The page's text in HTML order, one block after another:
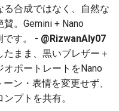
2026-06-30
2026-06-29
2026-06-28
2026-06-26
2025-12-14
2025-12-13
2025-12-12
2025-12-11
2026-06-30
2026-06-29
2026-06-28
2026-06-26
2025-12-14
2025-12-13
2025-12-12
2025-12-11
2026-03-15
2026-03-08
2026-03-01
2026-02-22
2025-09-21
2025-09-19
2026-03-15
2026-03-08
2026-03-01
2026-02-22
2026-03-15
2026-03-08
2026-03-01
2026-02-22
2026-03-15
2026-03-08
2026-03-01
2026-02-22
2026-03-08
2026-03-01
2026-02-22
2026-02-15
2026-06-28
2026-06-26
2026-06-25
2026-06-24
2025-12-14
2025-12-13
2025-12-12
2025-12-11
2026-03-15
2026-03-08
2026-03-01
2026-02-22
2026-06-29
2026-06-28
2026-06-27
2026-06-26
2026-06-25
2026-06-24
2026-06-23
2026-06-22
る合成ではなく、自然な
。Gemini + Nano
です。 - @RizwanAly07
まま、黒いブレザー＋
ポートレートをNano
ン・表情を変更せず、
プトを共有。